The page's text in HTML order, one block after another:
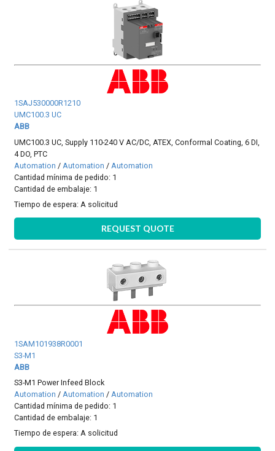
1SAJ530000R1210
UMC100.3 UC
ABB
UMC100.3 UC, Supply 110-240 V AC/DC, ATEX, Conformal Coating, 6 DI,
4 DO, PTC
Automation / Automation / Automation
Cantidad mínima de pedido: 1
Cantidad de embalaje: 1
Tiempo de espera: A solicitud
REQUEST QUOTE
1SAM101938R0001
S3-M1
ABB
S3-M1 Power Infeed Block
Automation /Automation /Automation
Cantidad mínima de pedido: 1
Cantidad de embalaje: 1
Tiempo de espera:A solicitud